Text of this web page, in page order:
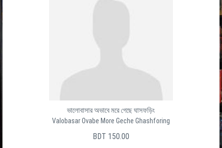
ভালোবাসার অভাবে মরে গেছে ঘাসফড়িং
Valobasar Ovabe More Geche Ghashforing
BDT 150.00